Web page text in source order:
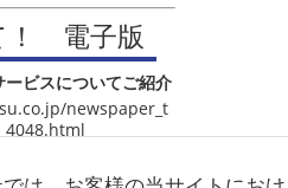
！ 電子版
ビスについてご紹介
newspaper_t